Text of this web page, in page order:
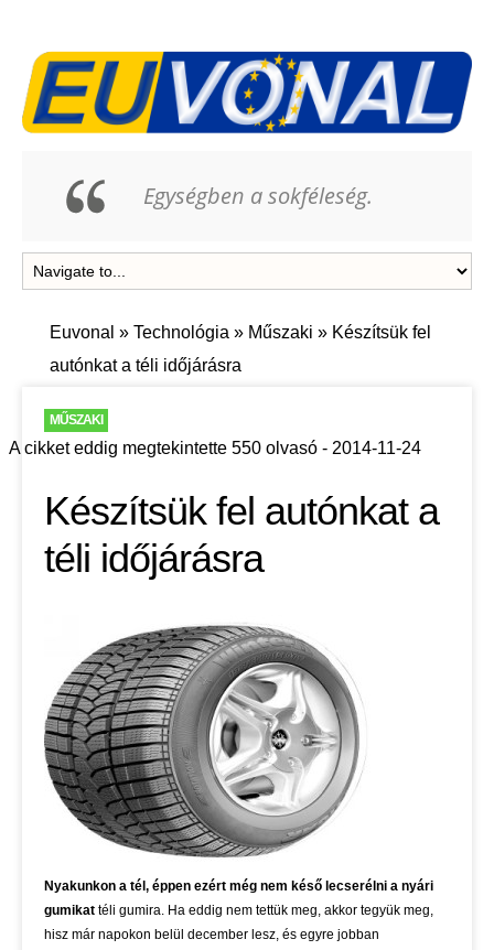
Egységben a sokféleség.
Euvonal » Technológia » Műszaki » Készítsük fel
autónkat a téli időjárásra
MŰSZAKI
A cikket eddig megtekintette 550 olvasó - 2014-11-24
Készítsük fel autónkat a
téli időjárásra
Nyakunkon a tél, éppen ezért még nem késő lecserélni a nyári
gumikat téli gumira. Ha eddig nem tettük meg, akkor tegyük meg,
hisz már napokon belül december lesz, és egyre jobban